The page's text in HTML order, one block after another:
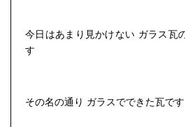
今日はあまり見かけない ガラス瓦
す
その名の通り ガラスでできた瓦です